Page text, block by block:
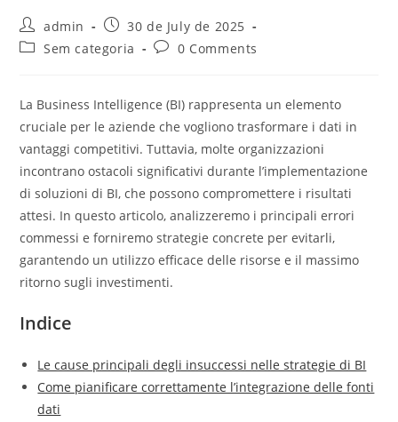
admin
30 de July de 2025
Sem categoria
0 Comments
La Business Intelligence (BI) rappresenta un elemento
cruciale per le aziende che vogliono trasformare i dati in
vantaggi competitivi. Tuttavia, molte organizzazioni
incontrano ostacoli significativi durante l’implementazione
di soluzioni di BI, che possono compromettere i risultati
attesi. In questo articolo, analizzeremo i principali errori
commessi e forniremo strategie concrete per evitarli,
garantendo un utilizzo efficace delle risorse e il massimo
ritorno sugli investimenti.
Indice
Le cause principali degli insuccessi nelle strategie di BI
Come pianificare correttamente l’integrazione delle fonti
dati